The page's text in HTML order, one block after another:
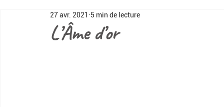
L’Âme d’or
27 avr. 2021 5 min de lecture